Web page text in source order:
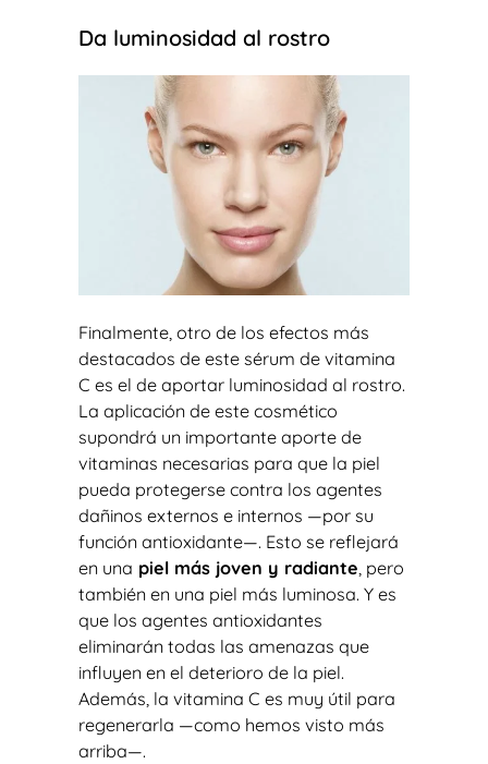
Da luminosidad al rostro
Finalmente, otro de los efectos más
destacados de este sérum de vitamina
C es el de aportar luminosidad al rostro.
La aplicación de este cosmético
supondrá un importante aporte de
vitaminas necesarias para que la piel
pueda protegerse contra los agentes
dañinos externos e internos —por su
función antioxidante—. Esto se reflejará
en una piel más joven y radiante, pero
también en una piel más luminosa. Y es
que los agentes antioxidantes
eliminarán todas las amenazas que
influyen en el deterioro de la piel.
Además, la vitamina C es muy útil para
regenerarla —como hemos visto más
arriba—.